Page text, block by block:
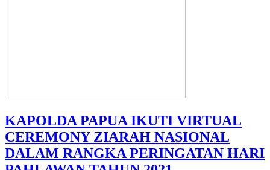
KAPOLDA PAPUA IKUTI VIRTUAL
CEREMONY ZIARAH NASIONAL
DALAM RANGKA PERINGATAN HARI